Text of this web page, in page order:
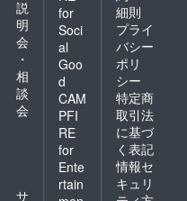
説
明
会
・
相
談
会
サ
for
Soci
al
Goo
d
CAM
PFI
RE
for
Ente
rtain
細則
プライ
バシー
ポリ
シー
特定商
取引法
に基づ
く表記
情報セ
キュリ